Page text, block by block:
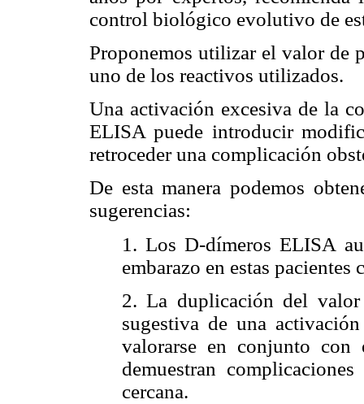
control biológico evolutivo de
Proponemos utilizar el valor de
uno de los reactivos utilizados.
Una activación excesiva de la
ELISA puede introducir
retroceder una complicación
De esta manera podemos
sugerencias:
1. Los D-dímeros ELISA
embarazo en estas
2. La duplicación del
sugestiva de una
valorarse en conjunto
demuestran
cercana.